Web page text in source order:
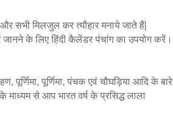
और सभी मिलजुल कर त्यौहार मनाये जाते हैं|
जानने के लिए हिंदी कैलेंडर पंचांग का उपयोग करें।
पूर्णिमा, पूर्णिमा, पंचक एवं चौघड़िया आदि के बारे
से आप भारत वर्ष के प्रसिद्ध लाला